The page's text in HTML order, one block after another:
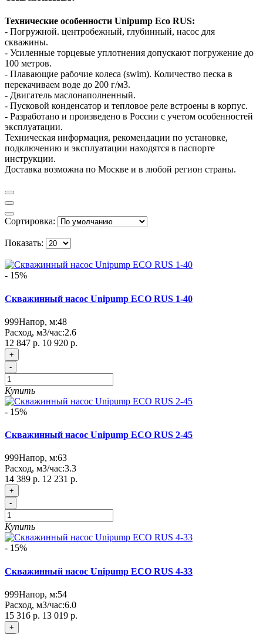
Технические особенности Unipump Eco RUS:
- Погружной. центробежный, глубинный, насос для
скважины.
- Усиленные торцевые уплотнения допускают погружение до
100 метров.
- Плавающие рабочие колеса (swim). Количество песка в
перекачиваем воде до 200 г/м3.
- Двигатель маслонаполненный.
- Пусковой конденсатор и тепловое реле встроены в корпус.
- Разработано и произведено в России с учетом особенностей
эксплуатации.
Техническая информация, рекомендации по установке,
подключению и эксплуатации находятся в паспорте
инструкции.
Доставка возможна по Москве и в любой регион страны.
Сортировка:
Показать:
- 15%
Скважинный насос Unipump ECO RUS 1-40
999Напор, м:48
Расход, м3/час:2.6
12 847 р. 10 920 р.
+
-
Купить
- 15%
Скважинный насос Unipump ECO RUS 2-45
999Напор, м:63
Расход, м3/час:3.3
14 389 р. 12 231 р.
+
-
Купить
- 15%
Скважинный насос Unipump ECO RUS 4-33
999Напор, м:54
Расход, м3/час:6.0
15 316 р. 13 019 р.
+